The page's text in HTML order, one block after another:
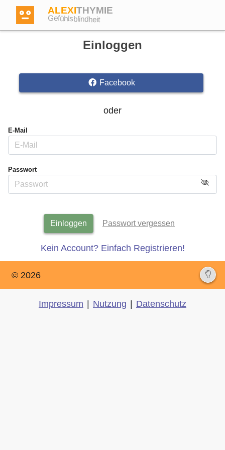
ALEXITHYMIE
Gefühlsblindheit
Dictionary
Forum
Englisch
Einloggen
Facebook
oder
E-Mail
Passwort
Einloggen Passwort vergessen
Kein Account? Einfach Registrieren!
© 2026
Impressum Nutzung Datenschutz